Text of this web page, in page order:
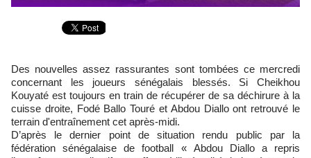
Des nouvelles assez rassurantes sont tombées ce mercredi
concernant les joueurs sénégalais blessés. Si Cheikhou
Kouyaté est toujours en train de récupérer de sa déchirure à la
cuisse droite, Fodé Ballo Touré et Abdou Diallo ont retrouvé le
terrain d'entraînement cet après-midi.
D’après le dernier point de situation rendu public par la
fédération sénégalaise de football « Abdou Diallo a repris